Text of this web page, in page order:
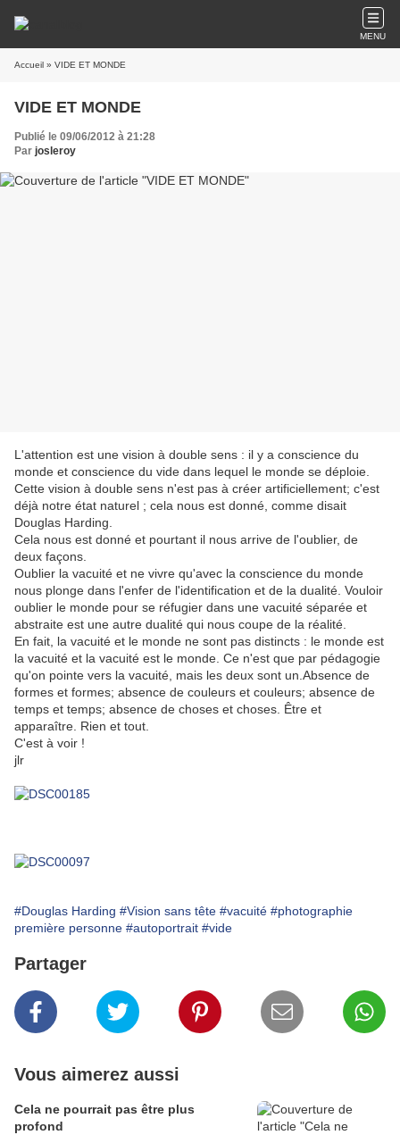
MENU
Accueil » VIDE ET MONDE
VIDE ET MONDE
Publié le 09/06/2012 à 21:28
Par josleroy
L'attention est une vision à double sens : il y a conscience du
monde et conscience du vide dans lequel le monde se déploie.
Cette vision à double sens n'est pas à créer artificiellement; c'est
déjà notre état naturel ; cela nous est donné, comme disait
Douglas Harding.
Cela nous est donné et pourtant il nous arrive de l'oublier, de
deux façons.
Oublier la vacuité et ne vivre qu'avec la conscience du monde
nous plonge dans l'enfer de l'identification et de la dualité. Vouloir
oublier le monde pour se réfugier dans une vacuité séparée et
abstraite est une autre dualité qui nous coupe de la réalité.
En fait, la vacuité et le monde ne sont pas distincts : le monde est
la vacuité et la vacuité est le monde. Ce n'est que par pédagogie
qu'on pointe vers la vacuité, mais les deux sont un.Absence de
formes et formes; absence de couleurs et couleurs; absence de
temps et temps; absence de choses et choses. Être et
apparaître. Rien et tout.
C'est à voir !
jlr
#Douglas Harding #Vision sans tête #vacuité #photographie
première personne #autoportrait #vide
Partager
Vous aimerez aussi
Cela ne pourrait pas être plus
profond